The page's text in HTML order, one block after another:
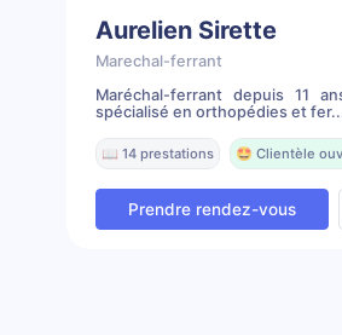
Aurelien Sirette
Marechal-ferrant
Maréchal-ferrant depuis 11
spécialisé en orthopédies et
📖 14 prestations 🤩 Clientèle
Prendre rendez-vous